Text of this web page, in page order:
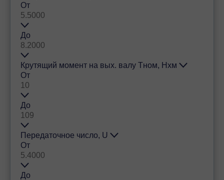
От
До
Крутящий момент на вых. валу Тном, Нхм
От
До
Передаточное число, U
От
До